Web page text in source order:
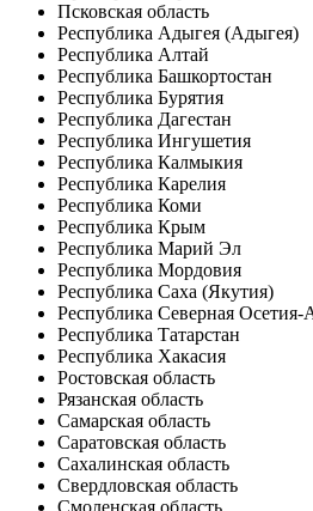
Псковская область
Республика Адыгея (Адыгея)
Республика Алтай
Республика Башкортостан
Республика Бурятия
Республика Дагестан
Республика Ингушетия
Республика Калмыкия
Республика Карелия
Республика Коми
Республика Крым
Республика Марий Эл
Республика Мордовия
Республика Саха (Якутия)
Республика Северная Осетия-
Республика Татарстан
Республика Хакасия
Ростовская область
Рязанская область
Самарская область
Саратовская область
Сахалинская область
Свердловская область
Смоленская область